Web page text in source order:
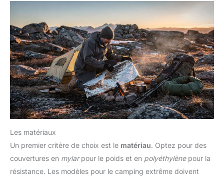
Les matériaux
Un premier critère de choix est le matériau. Optez pour des
couvertures en mylarpour le poids et en polyéthylènepour la
résistance. Les modèles pour le camping extrême doivent